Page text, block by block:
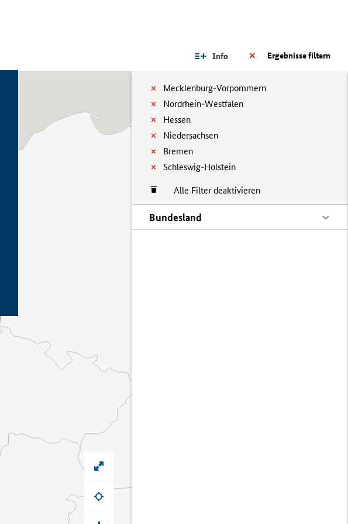
Ergebnisse filtern
Info
Mecklenburg-Vorpommern
Nordrhein-Westfalen
Hessen
Niedersachsen
Bremen
Schleswig-Holstein
Alle Filter deaktivieren
Bundesland